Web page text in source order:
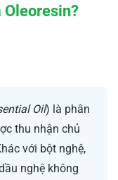
Oleoresin?
Oil) là phân
thu nhận chủ
với bột nghệ,
nghệ không